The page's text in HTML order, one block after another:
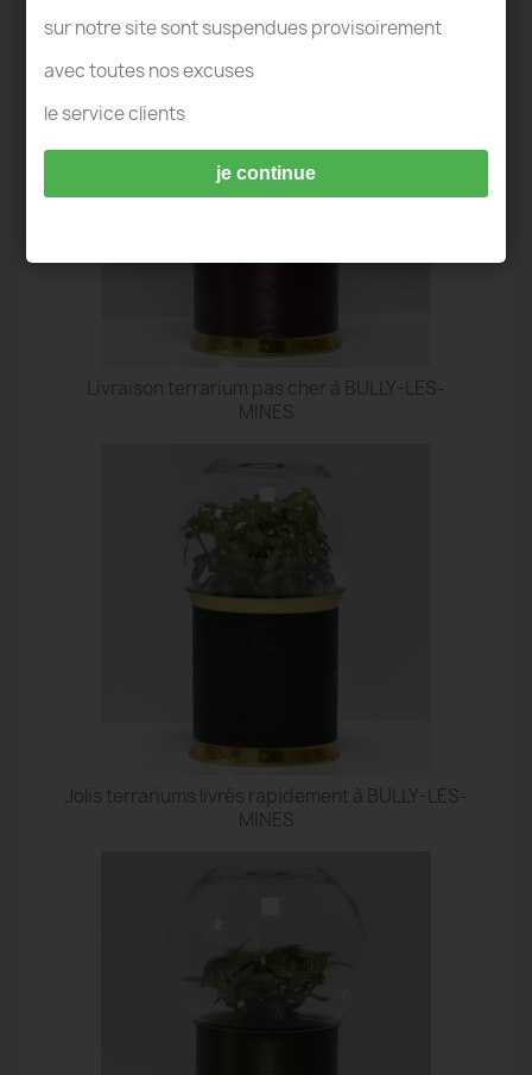
TERRARIUM BULLY-LES-MINES
Livraison terrarium pas cher à BULLY-LES-
MINES
Jolis terrariums livrés rapidement à BULLY-LES-
MINES
sur notre site sont suspendues provisoirement
avec toutes nos excuses
le service clients
je continue